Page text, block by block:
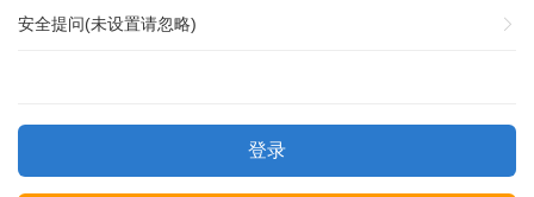
安全提问(未设置请忽略)
登录